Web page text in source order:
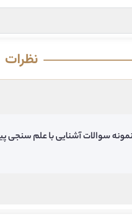
نظرات
سوالات آشنایی با علم سنجی